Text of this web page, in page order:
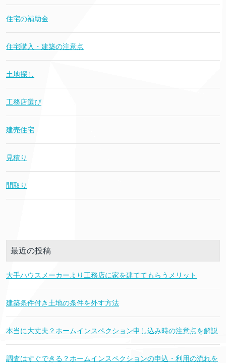
住宅の補助金
住宅購入・建築の注意点
土地探し
工務店選び
建売住宅
見積り
間取り
最近の投稿
大手ハウスメーカーより工務店に家を建ててもらうメリット
建築条件付き土地の条件を外す方法
本当に大丈夫？ホームインスペクション申し込み時の注意点を解説
調査はすぐできる？ホームインスペクションの申込・利用の流れを